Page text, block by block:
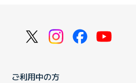
ご利用中の方